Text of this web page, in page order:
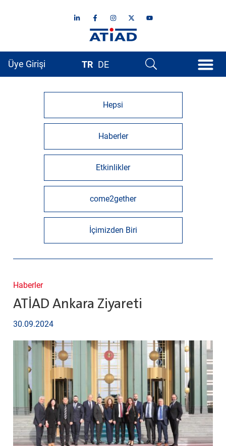
Üye Girişi TR DE
Haberler
ATİAD Ankara Ziyareti
30.09.2024
Hepsi
Haberler
Etkinlikler
come2gether
İçimizden Biri